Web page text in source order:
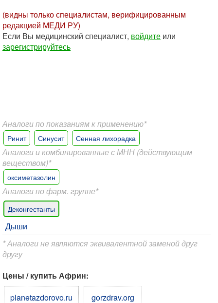
(видны только специалистам, верифицированным
редакцией МЕДИ РУ)
Если Вы медицинский специалист, войдите или
зарегистрируйтесь
Аналоги по показаниям к применению*
Ринит Синусит Сенная лихорадка
Аналоги и комбинированные с МНН (действующим
веществом)*
оксиметазолин
Аналоги по фарм. группе*
Деконгестанты
Дыши
* Аналоги не являются эквивалентной заменой друг
другу
Цены / купить Африн:
planetazdorovo.ru
gorzdrav.org